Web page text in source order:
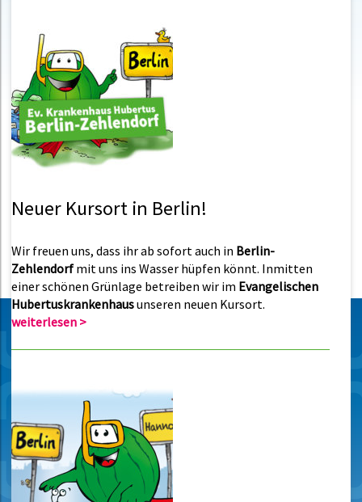
Neuer Kursort in Berlin!
Wir freuen uns, dass ihr ab sofort auch in Berlin-
Zehlendorfmit uns ins Wasser hüpfen könnt. Inmitten
einer schönen Grünlage betreiben wir im Evangelischen
Hubertuskrankenhausunseren neuen Kursort.
weiterlesen >